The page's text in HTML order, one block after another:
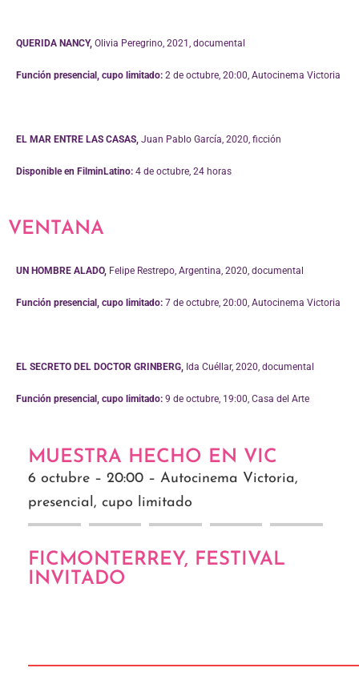
QUERIDA NANCY, Olivia Peregrino, 2021, documental
Función presencial, cupo limitado: 2 de octubre, 20:00, Autocinema Victoria
EL MAR ENTRE LAS CASAS, Juan Pablo García, 2020, ficción
Disponible en FilminLatino: 4 de octubre, 24 horas
VENTANA
UN HOMBRE ALADO, Felipe Restrepo, Argentina, 2020, documental
Función presencial, cupo limitado: 7 de octubre, 20:00, Autocinema Victoria
EL SECRETO DEL DOCTOR GRINBERG, Ida Cuéllar, 2020, documental
Función presencial, cupo limitado: 9 de octubre, 19:00, Casa del Arte
MUESTRA HECHO EN VIC
6 octubre – 20:00 – Autocinema Victoria,
presencial, cupo limitado
FICMONTERREY, FESTIVAL
INVITADO